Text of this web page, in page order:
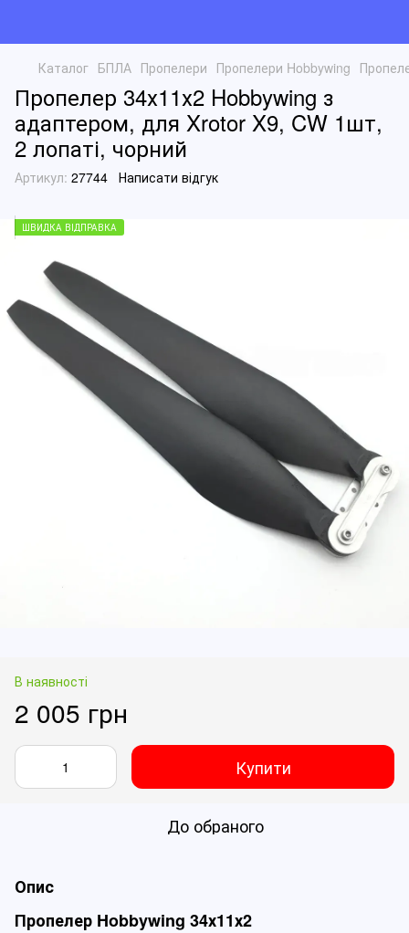
Каталог БПЛА Пропелери Пропелери Hobbywing
Пропелер 34х11х2 Hobbywing з
адаптером, для Xrotor X9, CW 1шт,
2 лопаті, чорний
Артикул: 27744 Написати відгук
ШВИДКА ВІДПРАВКА
В наявності
2 005 грн
Купити
До обраного
Опис
Пропелер Hobbywing 34х11х2